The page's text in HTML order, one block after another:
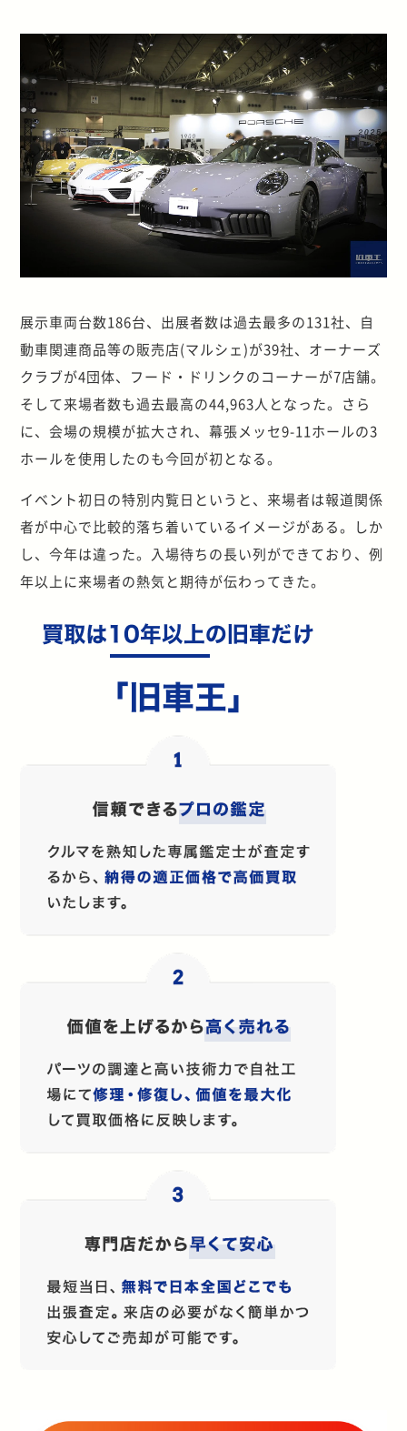
展示車両台数186台、出展者数は過去最多の131社、自
動車関連商品等の販売店(マルシェ)が39社、オーナーズ
クラブが4団体、フード・ドリンクのコーナーが7店舗。
そして来場者数も過去最高の44,963人となった。さら
に、会場の規模が拡大され、幕張メッセ9-11ホールの3
ホールを使用したのも今回が初となる。
イベント初日の特別内覧日というと、来場者は報道関係
者が中心で比較的落ち着いているイメージがある。しか
し、今年は違った。入場待ちの長い列ができており、例
年以上に来場者の熱気と期待が伝わってきた。